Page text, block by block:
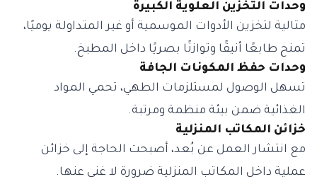
وحدات التخزين العلوية الكبيرة
مثالية لتخزين الأدوات الموسمية أو غير المتداولة يوميًا،
تمنح طابعًا أنيقًا وتوازنًا بصريًا داخل المطبخ.
وحدات حفظ المكونات الجافة
تسهل الوصول لمستلزمات الطهي، تحمي المواد
الغذائية ضمن بيئة منظمة ومرتبة.
خزائن المكاتب المنزلية
مع انتشار العمل عن بُعد، أصبحت الحاجة إلى خزائن
عملية داخل المكاتب المنزلية ضرورة لا غنى عنها.